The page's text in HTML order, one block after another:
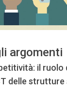
argomenti
il ruolo
delle